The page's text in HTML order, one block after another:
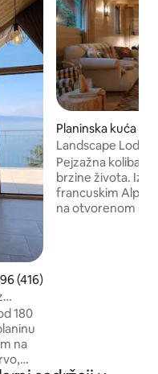
ocjena: 4,96/5,
(416)
180
na
Planinska kuća –
Landscape
kuća s
Pejzažna koliba
brzine života.
francuskim
na otvorenom s